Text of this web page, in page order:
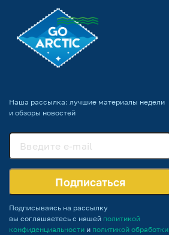
Наша рассылка: лучшие материалы недели
и обзоры новостей
Подписаться
Подписываясь на рассылку
вы соглашаетесь с нашей политикой
конфиденциальности и политикой обработки